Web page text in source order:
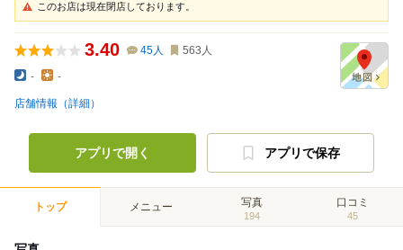
このお店は現在閉店しております。
3.40 45人 563 人
- -
店舗情報（詳細）
アプリで開く アプリで保存
トップ メニュー 写真
194
口コミ
45